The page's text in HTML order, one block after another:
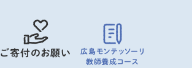
ご寄付のお願い
広島モンテッソーリ
教師養成コース